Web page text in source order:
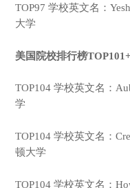
TOP97 学校英文名：
大学
美国院校排行榜
TOP104 学校英文名：
学
TOP104 学校英文名：
顿大学
TOP104 学校英文名：